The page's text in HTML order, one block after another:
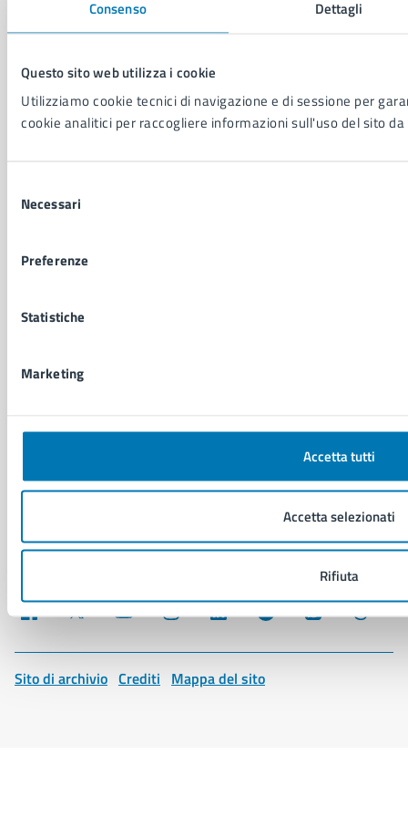
Consenso Dettagli
Questo sito web utilizza i cookie
Utilizziamo cookie tecnici di navigazione e di sessione per
cookie analitici per raccogliere informazioni sull'uso del sito
delNecessari
Preferenze
Statistiche
Marketing
Accetta tutti
Accetta selezionati
Rifiuta
Comune di Napoli
P. IVA: 01207650639
CF: 80014890638
LEI: 8156007FF4DEB97ABA09
PEC:urp@pec.comune.napoli.it
Leggi le FAQ
Richiesta assistenza
Informativa privacy
Note legali
Dichiarazione di accessibilità
Segnalazione problemi di accessibilità
Facebook
X YouTubeInstagramLinkedInTelegramWhatsApp
Sito di archivio Crediti Mappa del sito